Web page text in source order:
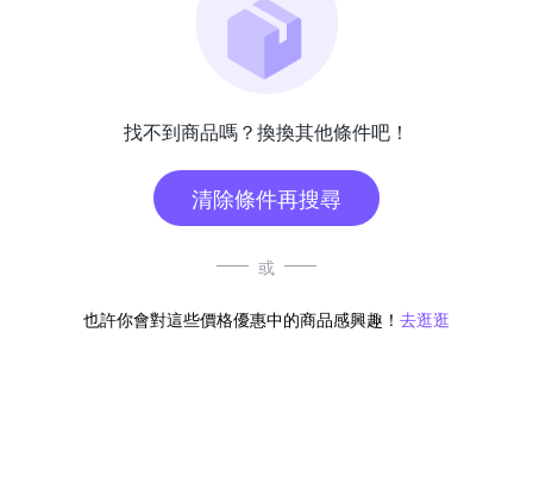
找不到商品嗎？換換其他條件吧！
清除條件再搜尋
或
也許你會對這些價格優惠中的商品感興趣！ 去逛逛